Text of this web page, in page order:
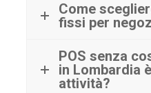
Come
fissi per
POS senza
in Lombardia
attività?